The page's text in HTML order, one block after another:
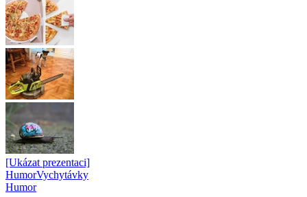
[Ukázat prezentaci]
HumorVychytávky
Humor